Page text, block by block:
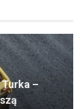
–